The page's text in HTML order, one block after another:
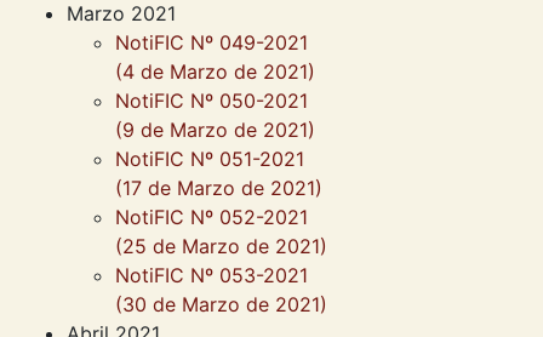
Marzo 2021
NotiFIC Nº 049-2021
(4 de Marzo de 2021)
NotiFIC Nº 050-2021
(9 de Marzo de 2021)
NotiFIC Nº 051-2021
(17 de Marzo de 2021)
NotiFIC Nº 052-2021
(25 de Marzo de 2021)
NotiFIC Nº 053-2021
(30 de Marzo de 2021)